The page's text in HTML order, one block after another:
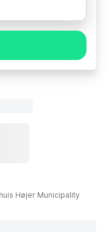
Højer Municipality